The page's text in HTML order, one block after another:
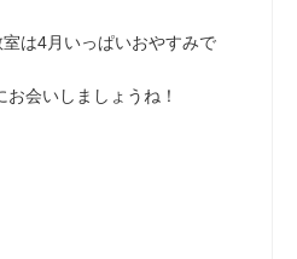
は4月いっぱいおやすみで
会いしましょうね！